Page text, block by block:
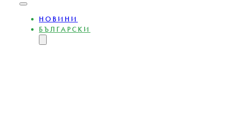
НОВИНИ
БЪЛГАРСКИ